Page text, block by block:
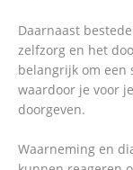
Daarnaast
zelfzorg en het
belangrijk om een
waardoor je voor
doorgeven.
Waarneming en